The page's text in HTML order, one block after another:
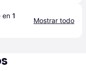
en 1
Mostrar todo